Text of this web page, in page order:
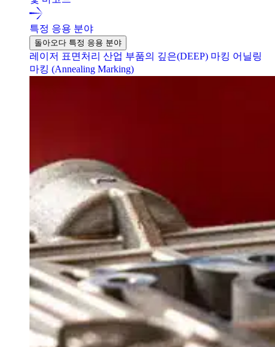
특정 응용 분야
돌아오다 특정 응용 분야
레이저 표면처리 산업 부품의 깊은(DEEP) 마킹 어닐링
마킹 (Annealing Marking)